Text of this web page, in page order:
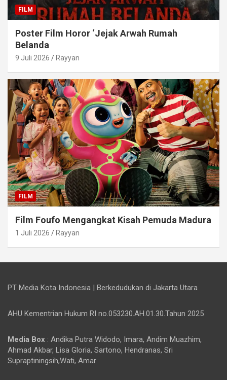
FILM
Poster Film Horor ‘Jejak Arwah Rumah
Belanda
9 Juli 2026 Rayyan
FILM
Film Foufo Mengangkat Kisah Pemuda Madura
1 Juli 2026 Rayyan
PT Media Kota Indonesia | Berkedudukan di Jakarta Utara
AHU Kementrian Hukum RI no.053230.AH.01.30.Tahun 2025
Media Box : Andika Putra Widodo, Imara, Andim Muazhim,
Ahmad Akbar, Lisa Gloria, Sartono, Hendranas, Sri
Supraptiningsih,Wati, Amar